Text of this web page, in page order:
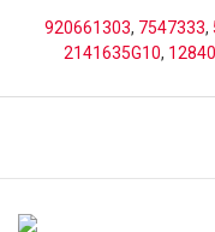
920661303, 7547333,
2141635G10,